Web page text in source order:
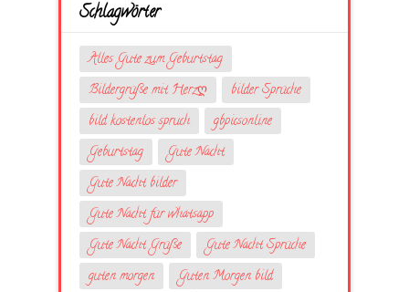
Schlagwörter
Alles Gute zum Geburtstag
Bildergrüße mit Herzღ
bilder Sprüche
bild kostenlos spruch
gbpicsonline
Geburtstag
Gute Nacht
Gute Nacht bilder
Gute Nacht für whatsapp
Gute Nacht Grüße
Gute Nacht Sprüche
guten morgen
Guten Morgen bild